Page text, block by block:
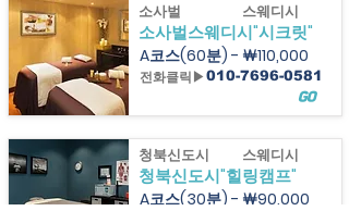
소사벌 스웨디시
소사벌스웨디시"시크릿"
A코스(60분) - ￦110,000
전화클릭▶ 010-7696-0581
GO
청북신도시 스웨디시
청북신도시"힐링캠프"
A코스(30분) - ￦90,000